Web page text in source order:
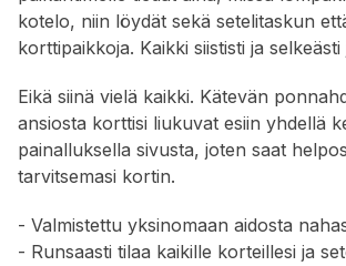
kotelo, niin löydät sekä setelitaskun
korttipaikkoja. Kaikki siististi ja selkeästi
Eikä siinä vielä kaikki. Kätevän
ansiosta korttisi liukuvat esiin yhdellä
painalluksella sivusta, joten saat
tarvitsemasi kortin.
- Valmistettu yksinomaan aidosta
- Runsaasti tilaa kaikille korteillesi ja